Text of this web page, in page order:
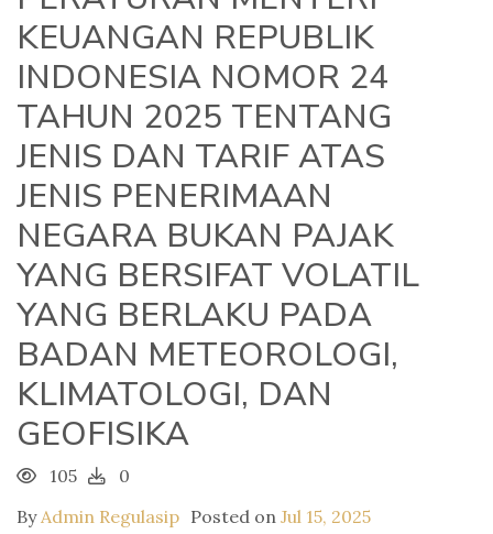
KEUANGAN REPUBLIK
INDONESIA NOMOR 24
TAHUN 2025 TENTANG
JENIS DAN TARIF ATAS
JENIS PENERIMAAN
NEGARA BUKAN PAJAK
YANG BERSIFAT VOLATIL
YANG BERLAKU PADA
BADAN METEOROLOGI,
KLIMATOLOGI, DAN
GEOFISIKA
105
0
ByAdmin Regulasip Posted on Jul 15, 2025